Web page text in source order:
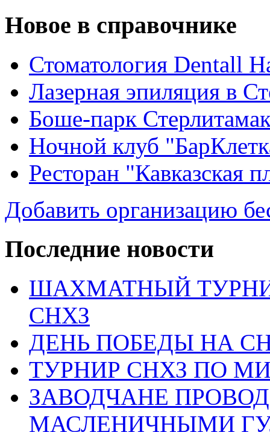
Новое в справочнике
Стоматология Dentall
Лазерная эпиляция в
Боше-парк
Ночной клуб
Ресторан "Кавказская
Добавить организацию
Последние новости
ШАХМАТНЫЙ
СНХЗ
ДЕНЬ ПОБЕДЫ НА
ТУРНИР СНХЗ ПО
ЗАВОДЧАНЕ
МАСЛЕНИЧНЫМИ